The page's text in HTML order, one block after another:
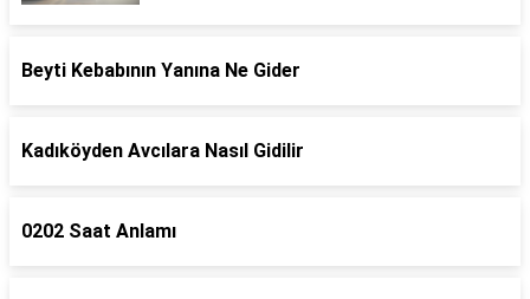
Beyti Kebabının Yanına Ne Gider
Kadıköyden Avcılara Nasıl Gidilir
0202 Saat Anlamı